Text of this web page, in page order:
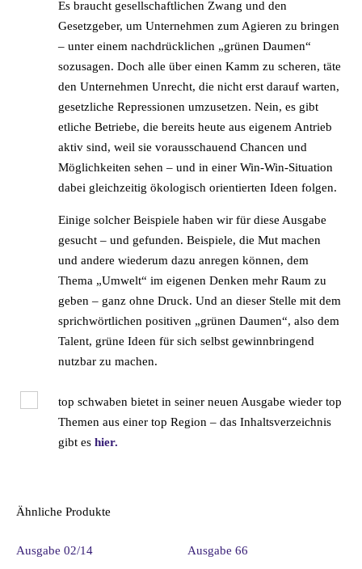
Es braucht gesellschaftlichen Zwang und den
Gesetzgeber, um Unternehmen zum Agieren zu bringen
– unter einem nachdrücklichen „grünen Daumen“
sozusagen. Doch alle über einen Kamm zu scheren, täte
den Unternehmen Unrecht, die nicht erst darauf warten,
gesetzliche Repressionen umzusetzen. Nein, es gibt
etliche Betriebe, die bereits heute aus eigenem Antrieb
aktiv sind, weil sie vorausschauend Chancen und
Möglichkeiten sehen – und in einer Win-Win-Situation
dabei gleichzeitig ökologisch orientierten Ideen folgen.
Einige solcher Beispiele haben wir für diese Ausgabe
gesucht – und gefunden. Beispiele, die Mut machen
und andere wiederum dazu anregen können, dem
Thema „Umwelt“ im eigenen Denken mehr Raum zu
geben – ganz ohne Druck. Und an dieser Stelle mit dem
sprichwörtlichen positiven „grünen Daumen“, also dem
Talent, grüne Ideen für sich selbst gewinnbringend
nutzbar zu machen.
top schwaben bietet in seiner neuen Ausgabe wieder top
Themen aus einer top Region – das Inhaltsverzeichnis
gibt es hier.
Ähnliche Produkte
Ausgabe 02/14 Ausgabe 66